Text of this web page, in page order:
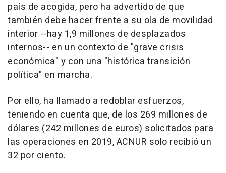
país de acogida, pero ha advertido de que
también debe hacer frente a su ola de movilidad
interior --hay 1,9 millones de desplazados
internos-- en un contexto de "grave crisis
económica" y con una "histórica transición
política" en marcha.
Por ello, ha llamado a redoblar esfuerzos,
teniendo en cuenta que, de los 269 millones de
dólares (242 millones de euros) solicitados para
las operaciones en 2019, ACNUR solo recibió un
32 por ciento.